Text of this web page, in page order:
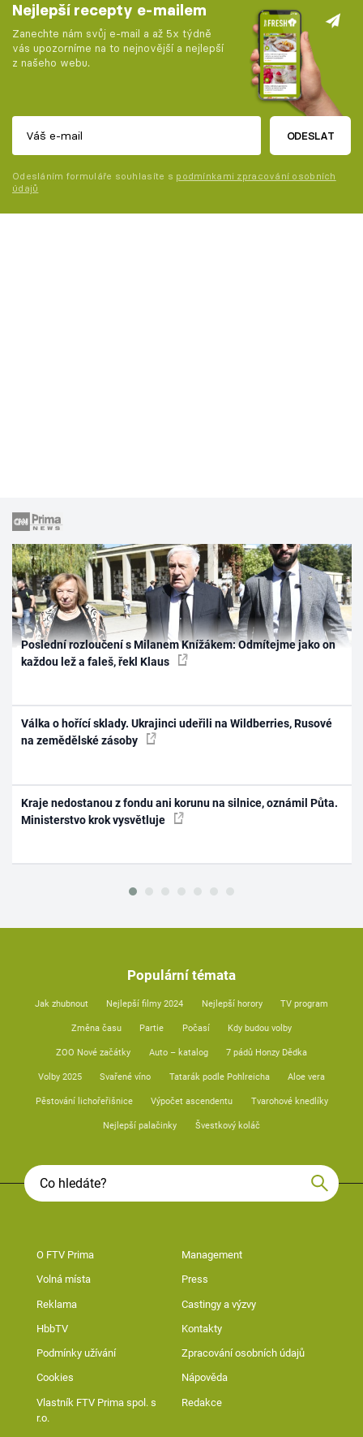
Nejlepší recepty e-mailem
Zanechte nám svůj e-mail a až 5x týdně
vás upozorníme na to nejnovější a nejlepší
z našeho webu.
ODESLAT
Odesláním formuláře souhlasíte s podmínkami zpracování osobních
údajů
Poslední rozloučení s Milanem Knížákem: Odmítejme jako on
každou lež a faleš, řekl Klaus
Válka o hořící sklady. Ukrajinci udeřili na Wildberries, Rusové
na zemědělské zásoby
Kraje nedostanou z fondu ani korunu na silnice, oznámil Půta.
Ministerstvo krok vysvětluje
Populární témata
Jak zhubnout Nejlepší filmy 2024 Nejlepší horory TV program
Změna času Partie Počasí Kdy budou volby
ZOO Nové začátky Auto – katalog 7 pádů Honzy Dědka
Volby 2025 Svařené víno Tatarák podle Pohlreicha Aloe vera
Pěstování lichořeřišnice Výpočet ascendentu Tvarohové knedlíky
Nejlepší palačinky Švestkový koláč
O FTV Prima Management
Volná místa Press
Reklama Castingy a výzvy
HbbTV Kontakty
Podmínky užívání Zpracování osobních údajů
Cookies Nápověda
Vlastník FTV Prima spol. s
r.o.
Redakce